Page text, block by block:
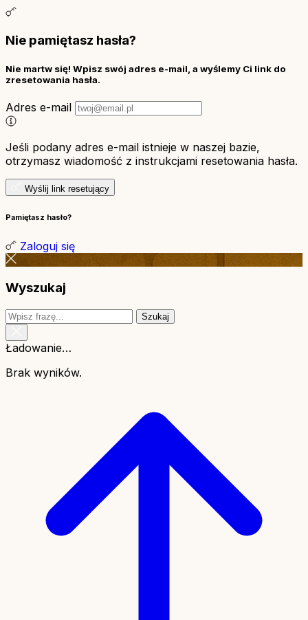
Nie pamiętasz hasła?
Nie martw się! Wpisz swój adres e-mail, a wyślemy Ci link do
zresetowania hasła.
Adres e-mail
Jeśli podany adres e-mail istnieje w naszej bazie,
otrzymasz wiadomość z instrukcjami resetowania hasła.
Wyślij link resetujący
Pamiętasz hasło?
Zaloguj się
Wyszukaj
Szukaj
Ładowanie…
Brak wyników.